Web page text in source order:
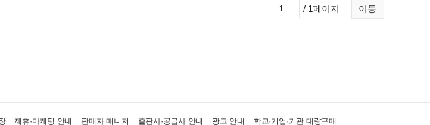
이동
/ 1페이지
제휴·마케팅 안내 판매자 매니저 출판사·공급사 안내 광고 안내 학교·기업·기관 대량구매